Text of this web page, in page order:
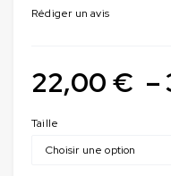
Rédiger un avis
22,00 € –
Taille